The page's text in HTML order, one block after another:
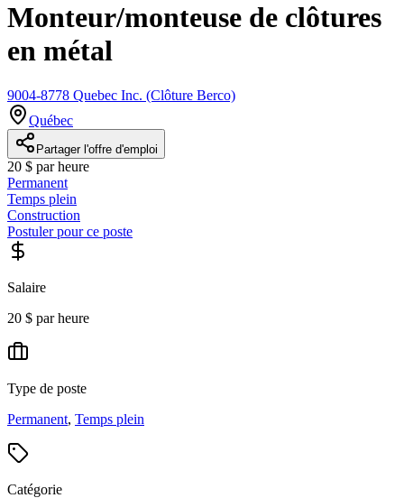
Monteur/monteuse de clôtures
en métal
9004-8778 Quebec Inc. (Clôture Berco)
Québec
Partager l'offre d'emploi
20 $ par heure
Permanent
Temps plein
Construction
Postuler pour ce poste
Salaire
20 $ par heure
Type de poste
Permanent, Temps plein
Catégorie